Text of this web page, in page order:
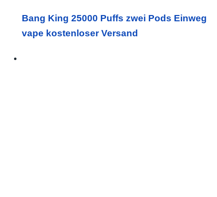
war:
€12.00
ist:
€9.99.
Bang King 25000 Puffs zwei Pods Einweg
vape kostenloser Versand